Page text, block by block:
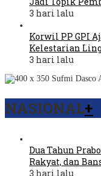
3 hari lalu
Korwil PP GPI
Kelestarian
3 hari lalu
NASIONAL+
Dua Tahun
Rakyat, dan
3 hari lalu